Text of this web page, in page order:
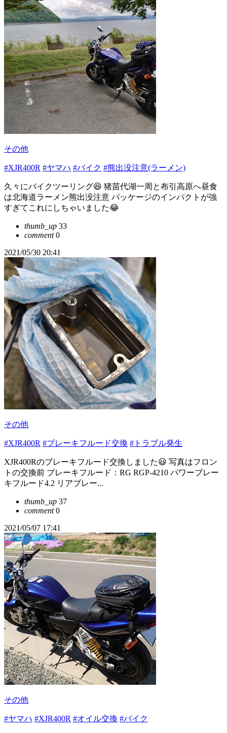
その他
#XJR400R #ヤマハ #バイク #熊出没注意(ラーメン)
久々にバイクツーリング😆 猪苗代湖一周と布引高原へ昼食
は北海道ラーメン熊出没注意 パッケージのインパクトが強
すぎてこれにしちゃいました😂
thumb_up 33
comment0
2021/05/30 20:41
その他
#XJR400R #ブレーキフルード交換 #トラブル発生
XJR400Rのブレーキフルード交換しました😃 写真はフロン
トの交換前 ブレーキフルード：RG RGP-4210 パワーブレー
キフルード4.2 リアブレー...
thumb_up 37
comment0
2021/05/07 17:41
その他
#ヤマハ #XJR400R #オイル交換 #バイク